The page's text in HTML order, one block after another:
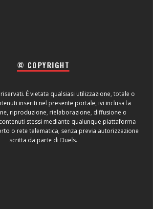
© COPYRIGHT
È vietata qualsiasi utilizzazione, totale o
inseriti nel presente portale, ivi inclusa la
riproduzione, rielaborazione, diffusione o
stessi mediante qualunque piattaforma
o rete telematica, senza previa autorizzazione
scritta da parte di Duels.